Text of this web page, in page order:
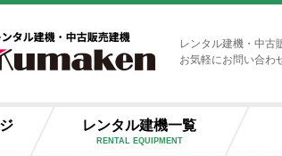
レンタル建機・中古
お気軽にお問い合わ
レンタル建機一覧
RENTAL EQUIPMENT